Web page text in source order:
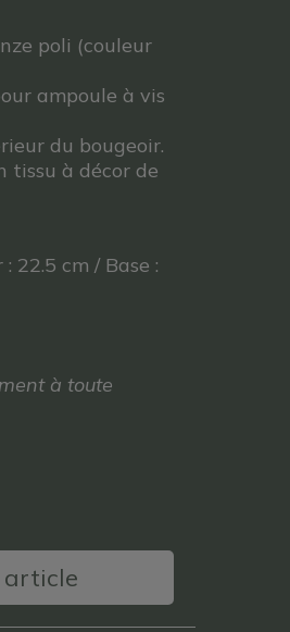
poli (couleur
ampoule à vis
du bougeoir.
tissu à décor de
22.5 cm / Base :
à toute
article